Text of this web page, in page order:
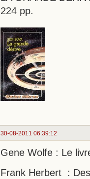
224 pp.
30-08-2011 06:39:12
Gene Wolfe : Le
Frank Herbert :